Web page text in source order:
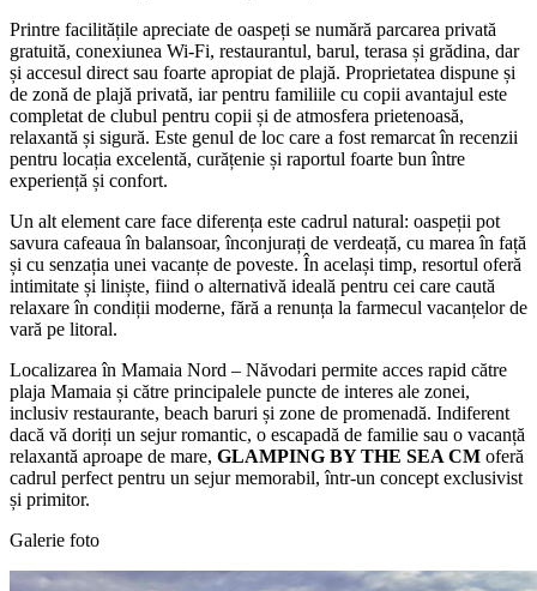
Printre facilitățile apreciate de oaspeți se numără parcarea privată
gratuită, conexiunea Wi‑Fi, restaurantul, barul, terasa și grădina, dar
și accesul direct sau foarte apropiat de plajă. Proprietatea dispune și
de zonă de plajă privată, iar pentru familiile cu copii avantajul este
completat de clubul pentru copii și de atmosfera prietenoasă,
relaxantă și sigură. Este genul de loc care a fost remarcat în recenzii
pentru locația excelentă, curățenie și raportul foarte bun între
experiență și confort.
Un alt element care face diferența este cadrul natural: oaspeții pot
savura cafeaua în balansoar, înconjurați de verdeață, cu marea în față
și cu senzația unei vacanțe de poveste. În același timp, resortul oferă
intimitate și liniște, fiind o alternativă ideală pentru cei care caută
relaxare în condiții moderne, fără a renunța la farmecul vacanțelor de
vară pe litoral.
Localizarea în Mamaia Nord – Năvodari permite acces rapid către
plaja Mamaia și către principalele puncte de interes ale zonei,
inclusiv restaurante, beach baruri și zone de promenadă. Indiferent
dacă vă doriți un sejur romantic, o escapadă de familie sau o vacanță
relaxantă aproape de mare, GLAMPING BY THE SEA CM oferă
cadrul perfect pentru un sejur memorabil, într-un concept exclusivist
și primitor.
Galerie foto